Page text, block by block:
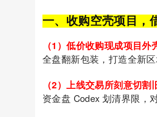
一、收购空壳项目，
（1）低价收购现成项目外
全盘翻新包装，打造全新区
（2）上线交易所刻意切割
资金盘 Codex 划清界限，